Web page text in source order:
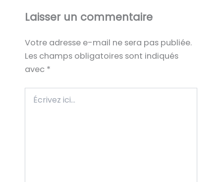
Laisser un commentaire
Votre adresse e-mail ne sera pas publiée.
Les champs obligatoires sont indiqués
avec *
ici…